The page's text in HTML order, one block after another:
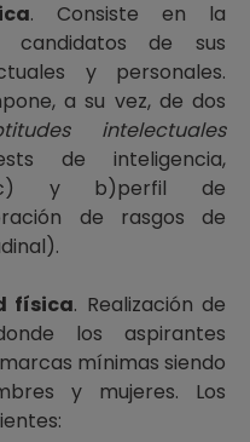
. Consiste en la
candidatos de sus
y personales.
a su vez, de dos
intelectuales
de inteligencia,
y b)perfil de
de rasgos de
física. Realización de
los aspirantes
mínimas siendo
y mujeres. Los